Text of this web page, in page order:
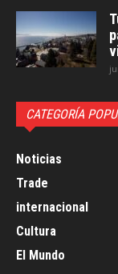
CATEGORÍA
Noticias
Trade
internacional
Cultura
El Mundo